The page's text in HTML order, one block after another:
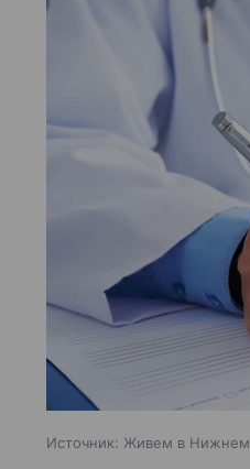
Источник: Живем в Нижнем